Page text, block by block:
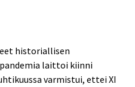
historiallisen
laittoi kiinni
varmistui, ettei XI